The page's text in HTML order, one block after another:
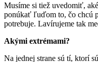
Musíme si tiež uvedomiť,
ponúkať ľuďom to, čo chcú
potrebuje. Lavírujeme tak
Akými extrémami?
Na jednej strane sú tí, ktorí